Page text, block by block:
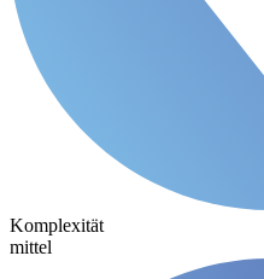
Komplexität
mittel